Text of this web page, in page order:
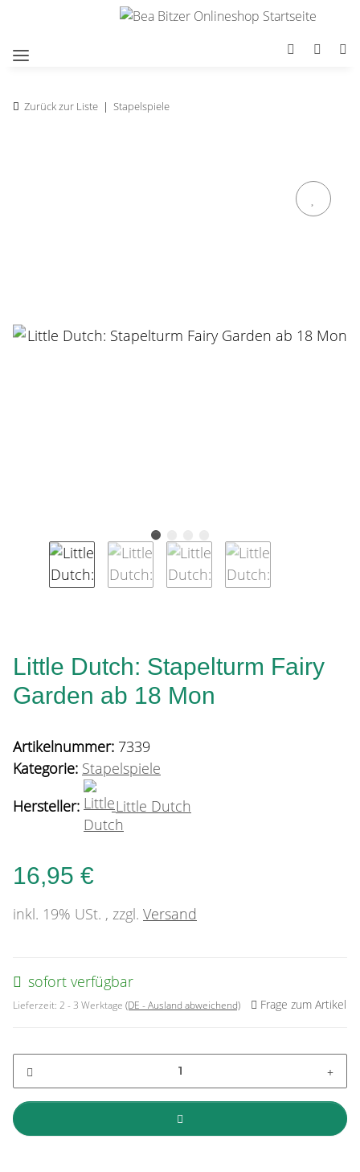
Zurück zur Liste Stapelspiele
Little Dutch: Stapelturm Fairy
Garden ab 18 Mon
Artikelnummer: 7339
Kategorie: Stapelspiele
Hersteller:
Little Dutch
16,95 €
inkl. 19% USt. , zzgl. Versand
sofort verfügbar
Lieferzeit: 2 - 3 Werktage (DE - Ausland abweichend) Frage zum Artikel